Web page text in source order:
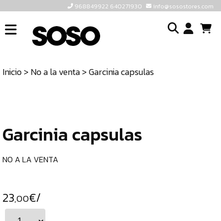
968849922 640271930 info@sosostores.com
INICIO
TIENDA
640271930
Inicio> No a la venta> Garcinia capsulas
Garcinia capsulas
NO A LA VENTA
23,00€/